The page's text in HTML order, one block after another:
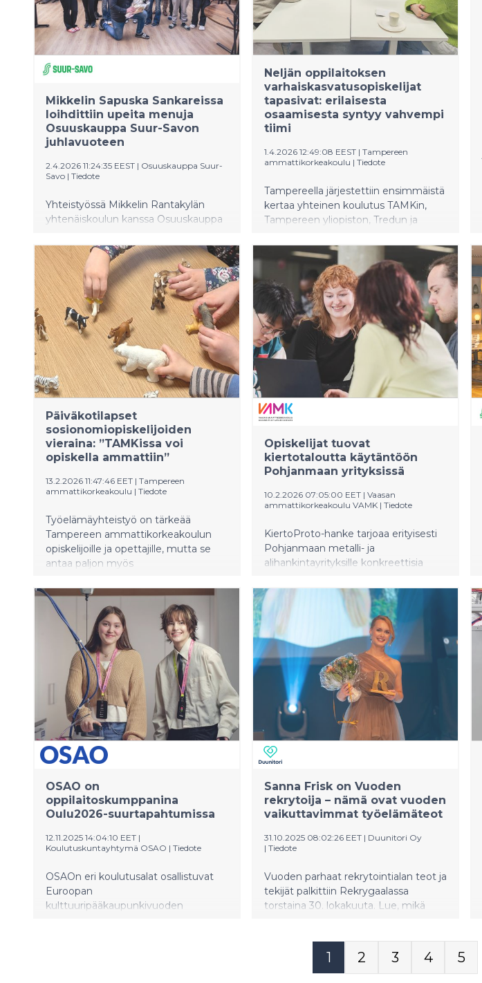
menestyneille 360 aloituspaikkaa
ammattikorkeakouluissa eri puolilla
Suomea.
​​Mikkelin Sapuska Sankareissa
loihdittiin upeita menuja
Osuuskauppa Suur-Savon
juhlavuoteen​
2.4.2026 11:24:35 EEST | Osuuskauppa Suur-
Savo | Tiedote
Yhteistyössä Mikkelin Rantakylän
yhtenäiskoulun kanssa Osuuskauppa
kolmatta kertaa kokkikisan
valinnaisen kotitalouden
kahdeksasluokkalaisille oppilaille.
Ravintola Frans & Michellessä 1.4.
järjestetyssä Sapuska Sankarit -
finaalissa nähtiin huikeita onnistumisia
ja luotiin upeita menuja Suur-Savon
110-vuotisjuhlavuoden kunniaksi.
Kokkikisan voittajat palkittiin
kesätyöpaikoin.
Neljän oppilaitoksen
varhaiskasvatusopiskelijat
tapasivat: erilaisesta
osaamisesta syntyy vahvempi
tiimi
1.4.2026 12:49:08 EEST | Tampereen
ammattikorkeakoulu | Tiedote
Tampereella järjestettiin ensimmäistä
kertaa yhteinen koulutus TAMKin,
Tampereen yliopiston, Tredun ja
opiskelijoille. Tapaaminen vahvisti
ajatusta, että moniammatillisuus on
varhaiskasvatuksessa tärkeä
voimavara.
Päiväkotilapset
sosionomiopiskelijoiden
vieraina: ”TAMKissa voi
opiskella ammattiin”
13.2.2026 11:47:46 EET | Tampereen
ammattikorkeakoulu | Tiedote
Työelämäyhteistyö on tärkeää
Tampereen ammattikorkeakoulun
opiskelijoille ja opettajille, mutta se
antaa paljon myös
Varhaiskasvatuksen
sosionomiopiskelijat pääsevät
soveltamaan teoriaa käytäntöön
Hippoksen ja Kissanmaan päiväkotien
lasten kanssa.
Opiskelijat tuovat
kiertotaloutta käytäntöön
Pohjanmaan yrityksissä
10.2.2026 07:05:00 EET | Vaasan
ammattikorkeakoulu VAMK | Tiedote
KiertoProto-hanke tarjoaa erityisesti
Pohjanmaan metalli- ja
alihankintayrityksille konkreettisia
kiertotalouden periaatteilla. Yritykset
saavat käyttöönsä uusia työkaluja ja
tuoreita ideoita opiskelijaprojektien
kautta sekä tukea kilpailukyvyn
vahvistamiseen. Samalla opiskelijat
saavat arvokasta käytännön
kokemusta prototypoinnista ja vievät
sen valmistumisensa jälkeen
työelämään.
OSAO on
oppilaitoskumppanina
Oulu2026-suurtapahtumissa
12.11.2025 14:04:10 EET |
Koulutuskuntayhtymä OSAO | Tiedote
OSAOn eri koulutusalat osallistuvat
Euroopan
kulttuuripääkaupunkivuoden
Sanna Frisk on Vuoden
rekrytoija – nämä ovat vuoden
vaikuttavimmat työelämäteot
31.10.2025 08:02:26 EET | Duunitori Oy
| Tiedote
Vuoden parhaat rekrytointialan teot ja
tekijät palkittiin Rekrygaalassa
torstaina 30. lokakuuta. Lue, mikä
1 2 3 4 5